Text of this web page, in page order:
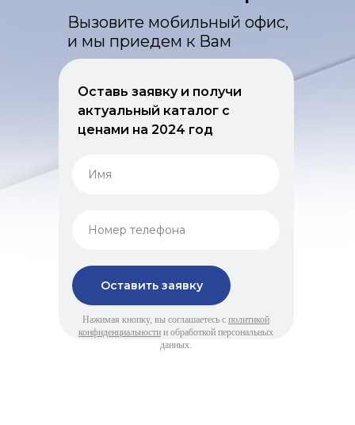
Вызовите мобильный офис,
и мы приедем к Вам
Оставь заявку и получи
актуальный каталог с
ценами на 2024 год
Оставить заявку
Нажимая кнопку, вы соглашаетесь с политикой
конфиденциальности и обработкой персональных
данных.